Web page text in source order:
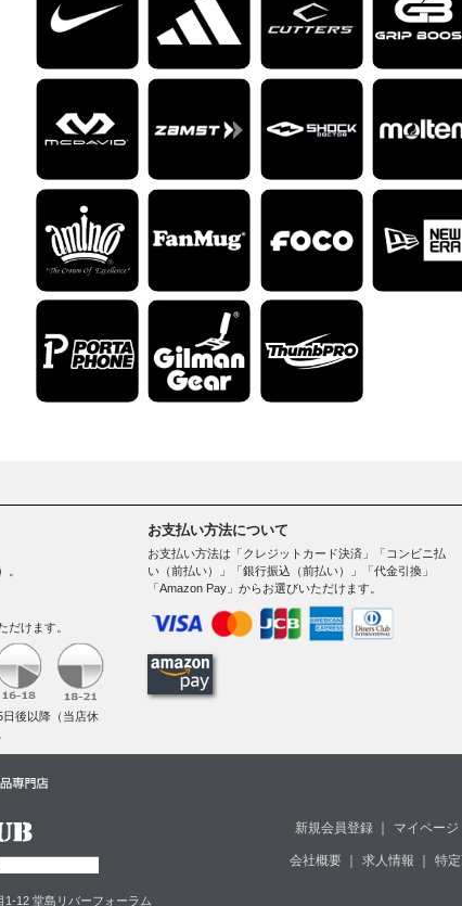
。
だけます。
後以降（当店休
お支払い方法について
お支払い方法は「クレジットカード決済」「コンビニ払
い（前払い）」「銀行振込（前払い）」「代金引換」
「Amazon Pay」からお選びいただけます。
12 堂島リバーフォーラム
新規会員登録 マイページ
会社概要 求人情報 特